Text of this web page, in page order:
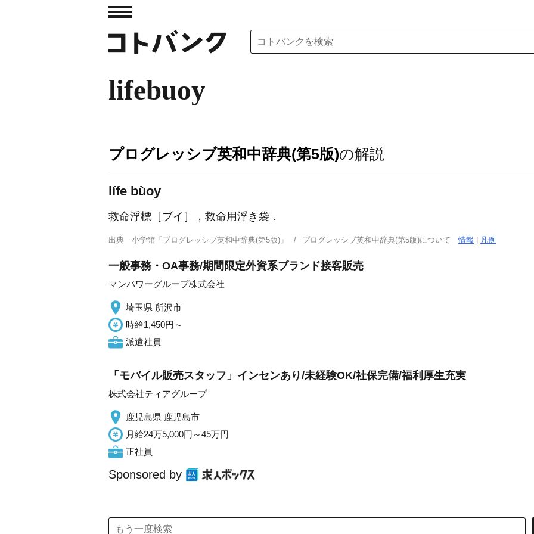
lifebuoy
プログレッシブ英和中辞典(第5版)の解説
lífe bùoy
救命浮標［ブイ］，救命用浮き袋 ．
出典 小学館「プログレッシブ英和中辞典(第5版)」 プログレッシブ英和中辞典(第5版)について情報 凡例
一般事務・OA事務/期間限定外資系ブランド接客販売
マンパワーグループ株式会社
埼玉県 所沢市
時給1,450円～
派遣社員
「モバイル販売スタッフ」インセンあり/未経験OK/社保完備/福利厚生充実
株式会社ティアグループ
鹿児島県 鹿児島市
月給24万5,000円～45万円
正社員
Sponsored by